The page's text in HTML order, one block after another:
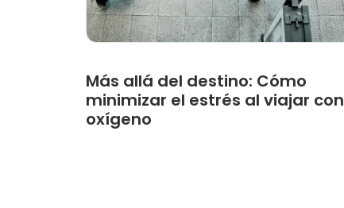
Más allá del destino: Cómo
minimizar el estrés al viajar con
oxígeno